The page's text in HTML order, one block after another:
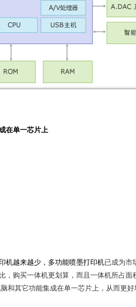
在单一芯片上
机越来越少，多功能喷墨打印机已成为市
购买一体机更划算，而且一体机所占面
和其它功能集成在单一芯片上，从而更好